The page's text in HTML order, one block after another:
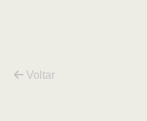
Voltar